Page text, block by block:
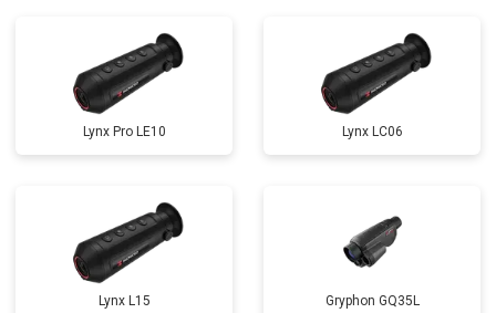
Lynx Pro LE10 Lynx LC06
Lynx L15 Gryphon GQ35L